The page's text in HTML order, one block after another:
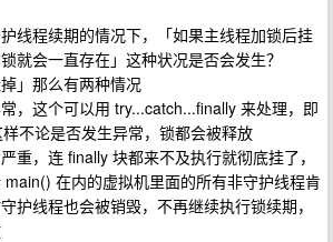
线程续期的情况下，「如果主线程加锁后挂
就会一直存在」这种状况是否会发生？
」那么有两种情况
，这个可以用 try...catch...finally 来处理，即
不论是否发生异常，锁都会被释放
重，连 finally 块都来不及执行就彻底挂了，
在内的虚拟机里面的所有非守护线程肯
护线程也会被销毁，不再继续执行锁续期，